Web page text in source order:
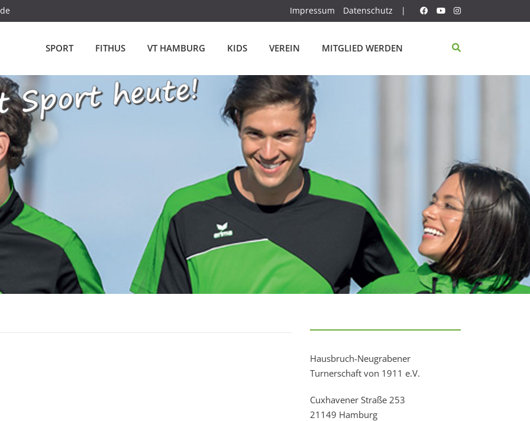
Impressum Datenschutz |
SPORT FITHUS VT HAMBURG KIDS VEREIN MITGLIED WERDEN
Hausbruch-Neugrabener
Turnerschaft von 1911 e.V.
Cuxhavener Straße 253
21149 Hamburg